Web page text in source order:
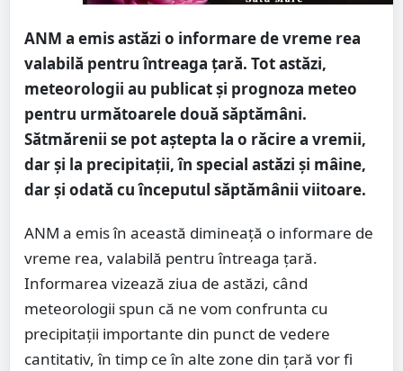
ANM a emis astăzi o informare de vreme rea
valabilă pentru întreaga țară. Tot astăzi,
meteorologii au publicat și prognoza meteo
pentru următoarele două săptămâni.
Sătmărenii se pot aștepta la o răcire a vremii,
dar și la precipitații, în special astăzi și mâine,
dar și odată cu începutul săptămânii viitoare.
ANM a emis în această dimineață o informare de
vreme rea, valabilă pentru întreaga țară.
Informarea vizează ziua de astăzi, când
meteorologii spun că ne vom confrunta cu
precipitații importante din punct de vedere
cantitativ, în timp ce în alte zone din țară vor fi